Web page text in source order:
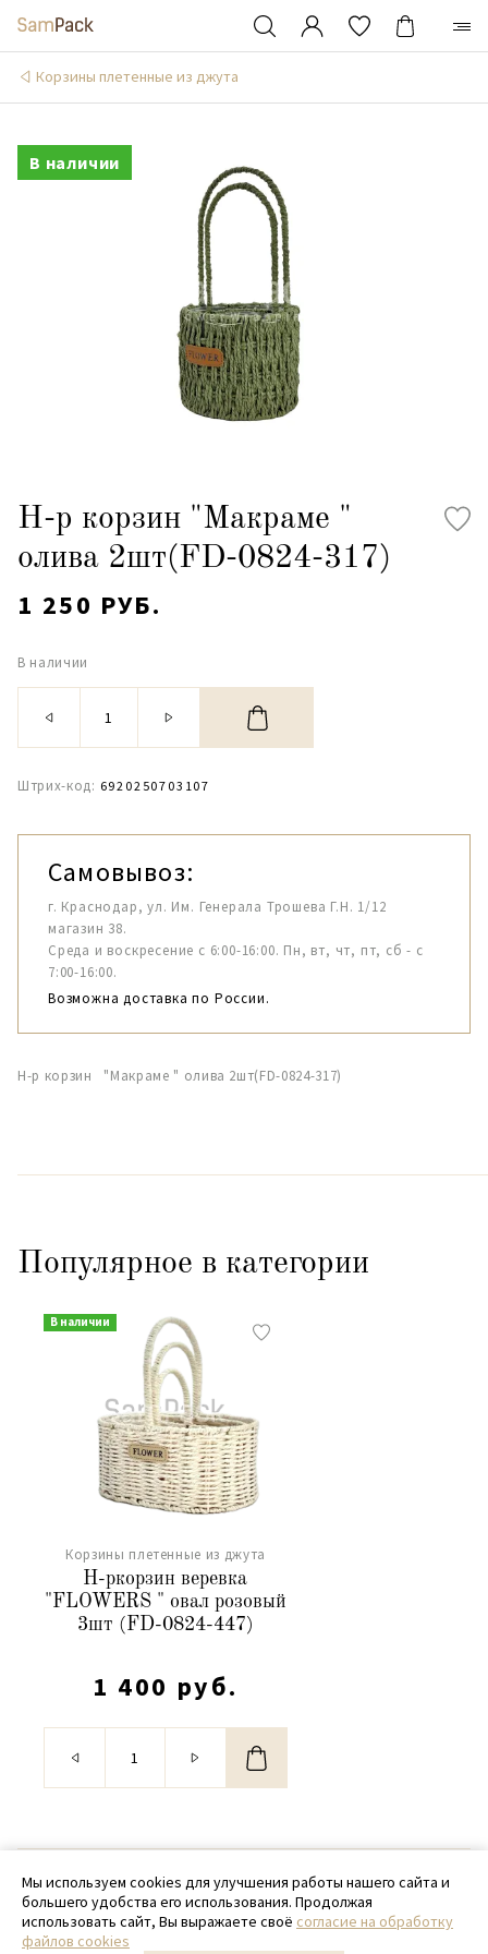
Корзины плетенные из джута
В наличии
Н-р корзин "Макраме "
олива 2шт(FD-0824-317)
1 250 РУБ.
В наличии
Штрих-код: 6920250703107
Самовывоз:
г. Краснодар, ул. Им. Генерала Трошева Г.Н. 1/12
магазин 38.
Среда и воскресение с 6:00-16:00. Пн, вт, чт, пт, сб - с
7:00-16:00.
Возможна доставка по России.
Н-р корзин "Макраме " олива 2шт(FD-0824-317)
Популярное в категории
В наличии
Корзины плетенные из джута
Н-ркорзин веревка
"FLOWERS " овал розовый
3шт (FD-0824-447)
1 400 руб.
© 2020 - 2026 SamPack
+ 7 (918) 699-97-87
zakaz@sampack.store
Мы используем cookies для улучшения работы нашего сайта и
большего удобства его использования. Продолжая
использовать сайт, Вы выражаете своё согласие на обработку
файлов cookies